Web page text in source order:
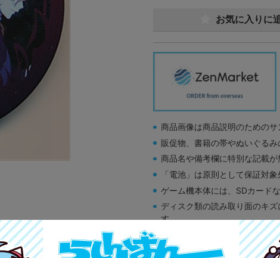
お気に入りに
商品画像は商品説明のためのサ
販促物、書籍の帯やぬいぐる
商品名や備考欄に特別な記載が
「電池」は原則として保証対象
ゲーム機本体には、SDカード
ディスク類の読み取り面のキ
す。
※詳細につきましてはコチラ